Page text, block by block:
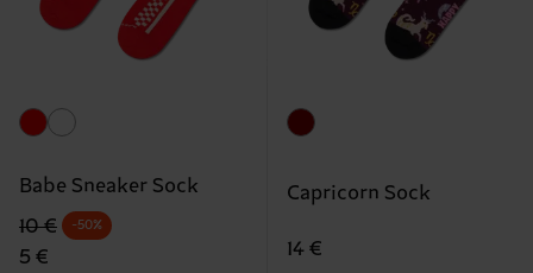
Babe Sneaker Sock
Originalpreis
10 €
Reduzierter Preis
5 €
-50%
Capricorn Sock
14 €